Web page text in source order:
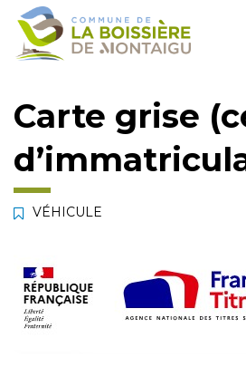
Gestion des traceurs
Aller
Aller
contenu
Aller
pied
Carte grise
VÉHICULE